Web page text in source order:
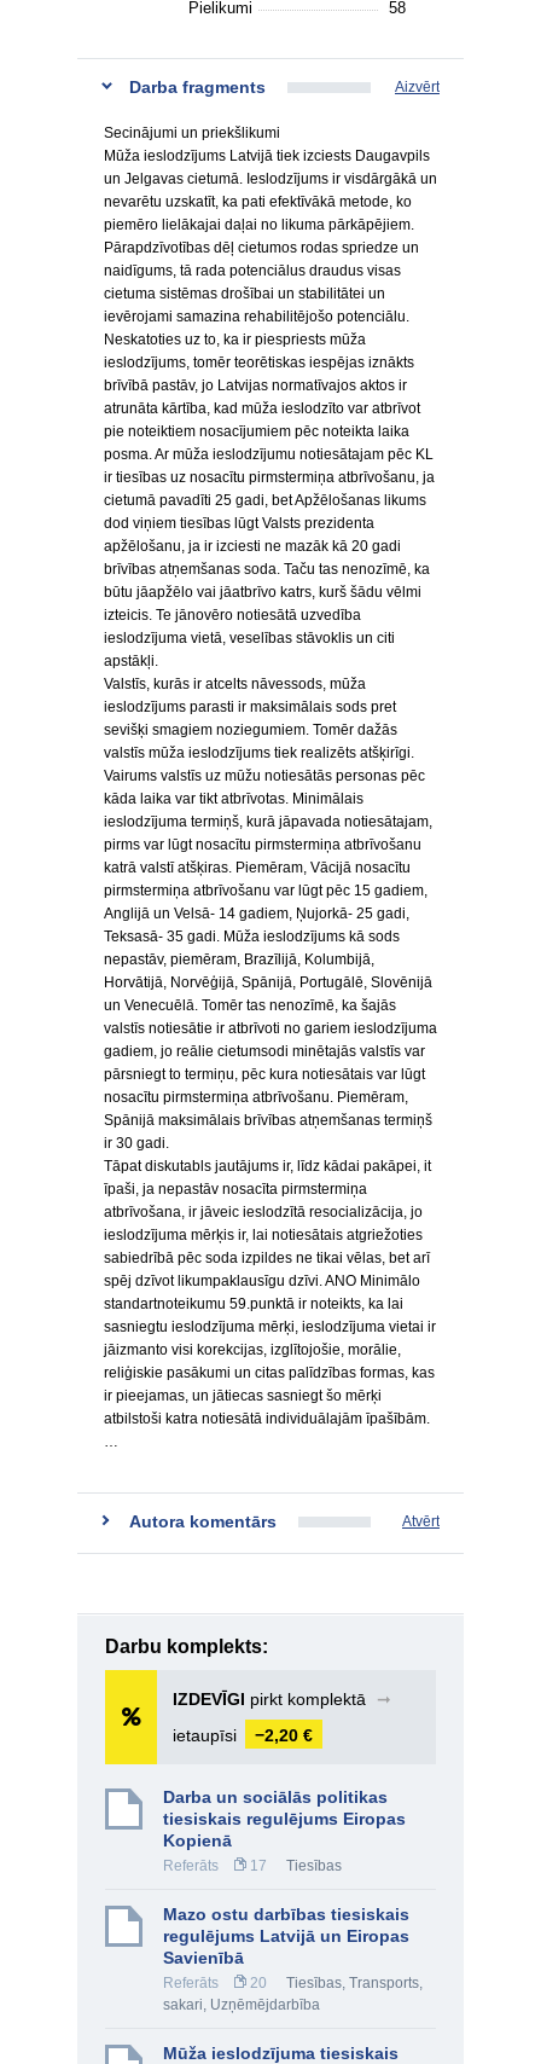
Pielikumi 58
Darba fragments Aizvērt
Secinājumi un priekšlikumi
Mūža ieslodzījums Latvijā tiek izciests Daugavpils
un Jelgavas cietumā. Ieslodzījums ir visdārgākā un
nevarētu uzskatīt, ka pati efektīvākā metode, ko
piemēro lielākajai daļai no likuma pārkāpējiem.
Pārapdzīvotības dēļ cietumos rodas spriedze un
naidīgums, tā rada potenciālus draudus visas
cietuma sistēmas drošībai un stabilitātei un
ievērojami samazina rehabilitējošo potenciālu.
Neskatoties uz to, ka ir piespriests mūža
ieslodzījums, tomēr teorētiskas iespējas iznākts
brīvībā pastāv, jo Latvijas normatīvajos aktos ir
atrunāta kārtība, kad mūža ieslodzīto var atbrīvot
pie noteiktiem nosacījumiem pēc noteikta laika
posma. Ar mūža ieslodzījumu notiesātajam pēc KL
ir tiesības uz nosacītu pirmstermiņa atbrīvošanu, ja
cietumā pavadīti 25 gadi, bet Apžēlošanas likums
dod viņiem tiesības lūgt Valsts prezidenta
apžēlošanu, ja ir izciesti ne mazāk kā 20 gadi
brīvības atņemšanas soda. Taču tas nenozīmē, ka
būtu jāapžēlo vai jāatbrīvo katrs, kurš šādu vēlmi
izteicis. Te jānovēro notiesātā uzvedība
ieslodzījuma vietā, veselības stāvoklis un citi
apstākļi.
Valstīs, kurās ir atcelts nāvessods, mūža
ieslodzījums parasti ir maksimālais sods pret
sevišķi smagiem noziegumiem. Tomēr dažās
valstīs mūža ieslodzījums tiek realizēts atšķirīgi.
Vairums valstīs uz mūžu notiesātās personas pēc
kāda laika var tikt atbrīvotas. Minimālais
ieslodzījuma termiņš, kurā jāpavada notiesātajam,
pirms var lūgt nosacītu pirmstermiņa atbrīvošanu
katrā valstī atšķiras. Piemēram, Vācijā nosacītu
pirmstermiņa atbrīvošanu var lūgt pēc 15 gadiem,
Anglijā un Velsā- 14 gadiem, Ņujorkā- 25 gadi,
Teksasā- 35 gadi. Mūža ieslodzījums kā sods
nepastāv, piemēram, Brazīlijā, Kolumbijā,
Horvātijā, Norvēģijā, Spānijā, Portugālē, Slovēnijā
un Venecuēlā. Tomēr tas nenozīmē, ka šajās
valstīs notiesātie ir atbrīvoti no gariem ieslodzījuma
gadiem, jo reālie cietumsodi minētajās valstīs var
pārsniegt to termiņu, pēc kura notiesātais var lūgt
nosacītu pirmstermiņa atbrīvošanu. Piemēram,
Spānijā maksimālais brīvības atņemšanas termiņš
ir 30 gadi.
Tāpat diskutabls jautājums ir, līdz kādai pakāpei, it
īpaši, ja nepastāv nosacīta pirmstermiņa
atbrīvošana, ir jāveic ieslodzītā resocializācija, jo
ieslodzījuma mērķis ir, lai notiesātais atgriežoties
sabiedrībā pēc soda izpildes ne tikai vēlas, bet arī
spēj dzīvot likumpaklausīgu dzīvi. ANO Minimālo
standartnoteikumu 59.punktā ir noteikts, ka lai
sasniegtu ieslodzījuma mērķi, ieslodzījuma vietai ir
jāizmanto visi korekcijas, izglītojošie, morālie,
reliģiskie pasākumi un citas palīdzības formas, kas
ir pieejamas, un jātiecas sasniegt šo mērķi
atbilstoši katra notiesātā individuālajām īpašībām.
…
Autora komentārs Atvērt
Darbu komplekts:
IZDEVĪGI pirkt komplektā
➞
ietaupīsi
−2,20 €
Darba un sociālās politikas
tiesiskais regulējums Eiropas
Kopienā
Referāts 17 Tiesības
Mazo ostu darbības tiesiskais
regulējums Latvijā un Eiropas
Savienībā
Referāts 20 Tiesības, Transports,
sakari, Uzņēmējdarbība
Mūža ieslodzījuma tiesiskais